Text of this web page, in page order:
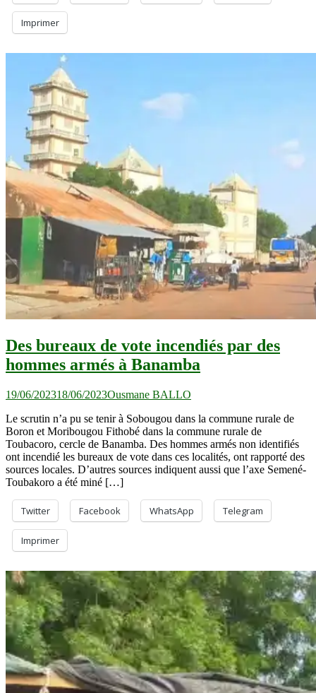
Imprimer
Des bureaux de vote incendiés par des
hommes armés à Banamba
19/06/202318/06/2023Ousmane BALLO
Le scrutin n’a pu se tenir à Sobougou dans la commune rurale de
Boron et Moribougou Fithobé dans la commune rurale de
Toubacoro, cercle de Banamba. Des hommes armés non identifiés
ont incendié les bureaux de vote dans ces localités, ont rapporté des
sources locales. D’autres sources indiquent aussi que l’axe Semené-
Toubakoro a été miné […]
Twitter Facebook WhatsApp Telegram
Imprimer